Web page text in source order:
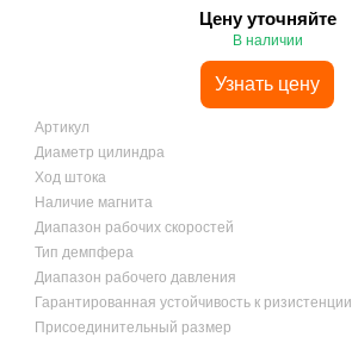
Цену уточняйте
В наличии
Узнать цену
Артикул
Диаметр цилиндра
Ход штока
Наличие магнита
Диапазон рабочих скоростей
Тип демпфера
Диапазон рабочего давления
Гарантированная устойчивость к ризистенции
Присоединительный размер